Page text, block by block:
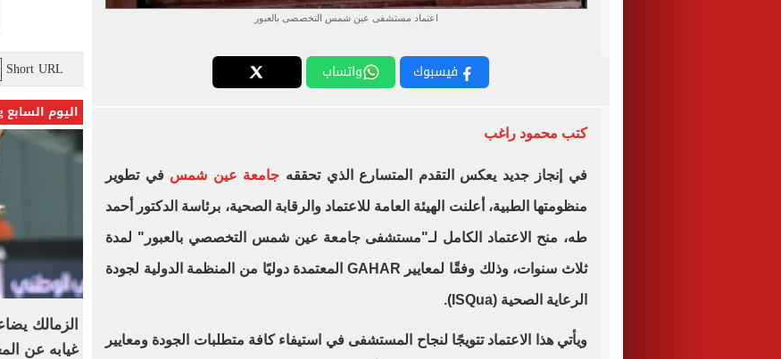
اعتماد مستشفى عين شمس التخصصى بالعبور
فيسبوك واتساب
كتب محمود راغب
في إنجاز جديد يعكس التقدم المتسارع الذي تحققه جامعة عين شمس في تطوير
منظومتها الطبية، أعلنت الهيئة العامة للاعتماد والرقابة الصحية، برئاسة الدكتور أحمد
طه، منح الاعتماد الكامل لـ"مستشفى جامعة عين شمس التخصصي بالعبور" لمدة
ثلاث سنوات، وذلك وفقًا لمعايير GAHAR المعتمدة دوليًا من المنظمة الدولية لجودة
الرعاية الصحية (ISQua).
ويأتي هذا الاعتماد تتويجًا لنجاح المستشفى في استيفاء كافة متطلبات الجودة ومعايير
Short URL
اليوم السابع Trending
الزمالك
غيابه عن